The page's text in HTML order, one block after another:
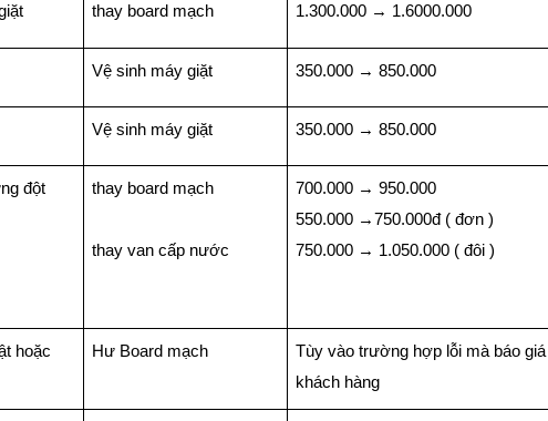
thay board mạch 1.300.000 → 1.6000.000
Vệ sinh máy giặt 350.000 → 850.000
Vệ sinh máy giặt 350.000 → 850.000
đột
thay board mạch
thay van cấp nước
700.000 → 950.000
550.000 →750.000đ ( đơn )
750.000 → 1.050.000 ( đôi )
hoặc
Hư Board mạch
Tùy vào trường hợp lỗi mà báo giá
khách hàng